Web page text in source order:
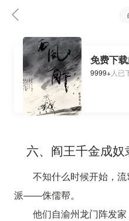
免费下
9999+人已
六、阎王千金成
不知什么时候开始，
派——侏儒帮。
他们自渝州龙门阵发